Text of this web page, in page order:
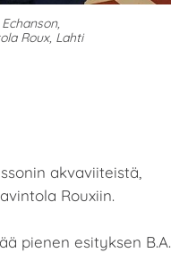
Roux, Lahti
akvaviiteistä,
Rouxiin.
pienen esityksen B.A.